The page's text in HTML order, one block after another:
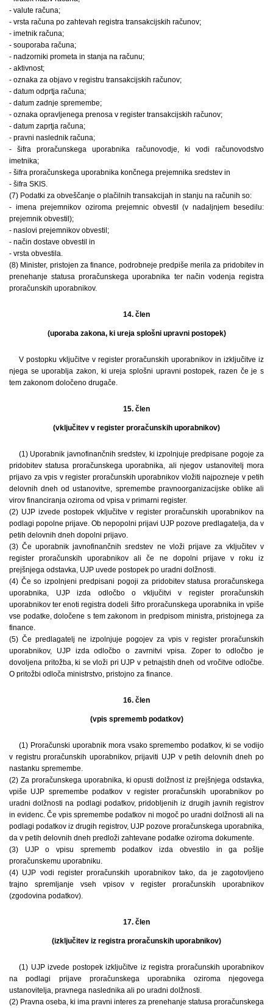
- valute računa;
- vrsta računa po zahtevah registra transakcijskih računov;
- imetnik računa;
- souporaba računa;
- nadzorniki prometa in stanja na računu;
- aktivnost;
- oznaka za objavo v registru transakcijskih računov;
- datum odprtja računa;
- datum zadnje spremembe;
- oznaka opravljenega prenosa v register transakcijskih računov;
- datum zaprtja računa;
- pravni naslednik računa;
- šifra proračunskega uporabnika računovodje, ki vodi računovodstvo
imetnika;
- šifra proračunskega uporabnika končnega prejemnika sredstev in
- šifra SKIS.
(7) Podatki za obveščanje o plačilnih transakcijah in stanju na računih so:
- imena prejemnikov oziroma prejemnic obvestil (v nadaljnjem besedilu:
prejemnik obvestil);
- naslovi prejemnikov obvestil;
- način dostave obvestil in
- vrsta obvestila.
(8) Minister, pristojen za finance, podrobneje predpiše merila za pridobitev in
prenehanje statusa proračunskega uporabnika ter način vodenja registra
proračunskih uporabnikov.
14. člen
(uporaba zakona, ki ureja splošni upravni postopek)
V postopku vključitve v register proračunskih uporabnikov in izključitve iz
njega se uporablja zakon, ki ureja splošni upravni postopek, razen če je s
tem zakonom določeno drugače.
15. člen
(vključitev v register proračunskih uporabnikov)
(1) Uporabnik javnofinančnih sredstev, ki izpolnjuje predpisane pogoje za
pridobitev statusa proračunskega uporabnika, ali njegov ustanovitelj mora
prijavo za vpis v register proračunskih uporabnikov vložiti najpozneje v petih
delovnih dneh od ustanovitve, spremembe pravnoorganizacijske oblike ali
virov financiranja oziroma od vpisa v primarni register.
(2) UJP izvede postopek vključitve v register proračunskih uporabnikov na
podlagi popolne prijave. Ob nepopolni prijavi UJP pozove predlagatelja, da v
petih delovnih dneh dopolni prijavo.
(3) Če uporabnik javnofinančnih sredstev ne vloži prijave za vključitev v
register proračunskih uporabnikov ali če ne dopolni prijave v roku iz
prejšnjega odstavka, UJP uvede postopek po uradni dolžnosti.
(4) Če so izpolnjeni predpisani pogoji za pridobitev statusa proračunskega
uporabnika, UJP izda odločbo o vključitvi v register proračunskih
uporabnikov ter enoti registra dodeli šifro proračunskega uporabnika in vpiše
vse podatke, določene s tem zakonom in predpisom ministra, pristojnega za
finance.
(5) Če predlagatelj ne izpolnjuje pogojev za vpis v register proračunskih
uporabnikov, UJP izda odločbo o zavrnitvi vpisa. Zoper to odločbo je
dovoljena pritožba, ki se vloži pri UJP v petnajstih dneh od vročitve odločbe.
O pritožbi odloča ministrstvo, pristojno za finance.
16. člen
(vpis sprememb podatkov)
(1) Proračunski uporabnik mora vsako spremembo podatkov, ki se vodijo
v registru proračunskih uporabnikov, prijaviti UJP v petih delovnih dneh po
nastanku spremembe.
(2) Za proračunskega uporabnika, ki opusti dolžnost iz prejšnjega odstavka,
vpiše UJP spremembe podatkov v register proračunskih uporabnikov po
uradni dolžnosti na podlagi podatkov, pridobljenih iz drugih javnih registrov
in evidenc. Če vpis spremembe podatkov ni mogoč po uradni dolžnosti ali na
podlagi podatkov iz drugih registrov, UJP pozove proračunskega uporabnika,
da v petih delovnih dneh predloži zahtevane podatke oziroma dokumente.
(3) UJP o vpisu sprememb podatkov izda obvestilo in ga pošlje
proračunskemu uporabniku.
(4) UJP vodi register proračunskih uporabnikov tako, da je zagotovljeno
trajno spremljanje vseh vpisov v register proračunskih uporabnikov
(zgodovina podatkov).
17. člen
(izključitev iz registra proračunskih uporabnikov)
(1) UJP izvede postopek izključitve iz registra proračunskih uporabnikov
na podlagi prijave proračunskega uporabnika oziroma njegovega
ustanovitelja, pravnega naslednika ali po uradni dolžnosti.
(2) Pravna oseba, ki ima pravni interes za prenehanje statusa proračunskega